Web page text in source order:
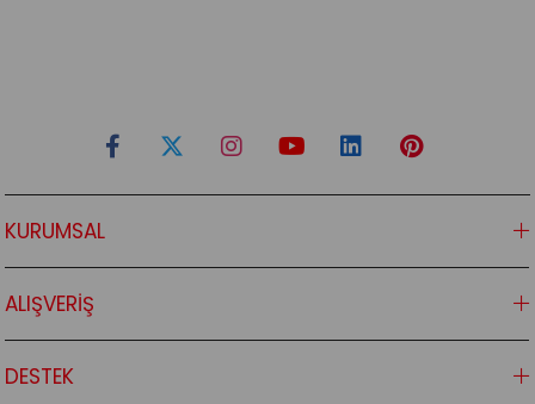
KURUMSAL
ALIŞVERİŞ
DESTEK